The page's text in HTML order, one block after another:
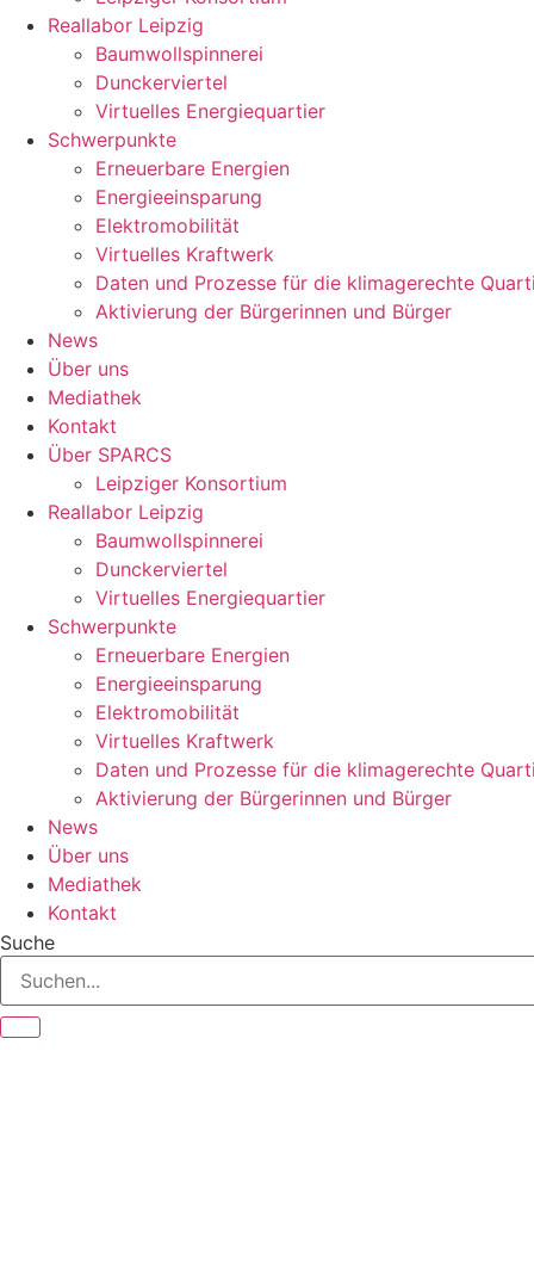
Reallabor Leipzig
Baumwollspinnerei
Dunckerviertel
Virtuelles Energiequartier
Schwerpunkte
Erneuerbare Energien
Energieeinsparung
Elektromobilität
Virtuelles Kraftwerk
Daten und Prozesse für die klimagerechte
Aktivierung der Bürgerinnen und Bürger
News
Über uns
Mediathek
Kontakt
Über SPARCS
Leipziger Konsortium
Reallabor Leipzig
Baumwollspinnerei
Dunckerviertel
Virtuelles Energiequartier
Schwerpunkte
Erneuerbare Energien
Energieeinsparung
Elektromobilität
Virtuelles Kraftwerk
Daten und Prozesse für die klimagerechte
Aktivierung der Bürgerinnen und Bürger
News
Über uns
Mediathek
Kontakt
Suche